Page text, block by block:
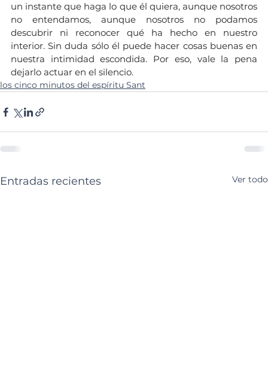
un instante que haga lo que él quiera, aunque nosotros
no entendamos, aunque nosotros no podamos
descubrir ni reconocer qué ha hecho en nuestro
interior. Sin duda sólo él puede hacer cosas buenas en
nuestra intimidad escondida. Por eso, vale la pena
dejarlo actuar en el silencio.
los cinco minutos del espíritu Sant
Entradas recientes Ver todo